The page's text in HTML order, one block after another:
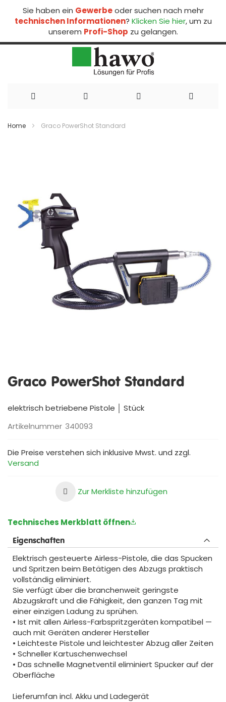
Sie haben ein Gewerbeoder suchen nach mehr
technischen Informationen? Klicken Sie hier, um zu
unserem Profi-Shop zu gelangen.
zum
Home Graco PowerShot Standard
der
Graco PowerShot Standard
elektrisch betriebene Pistole │ Stück
Artikelnummer 340093
Die Preise verstehen sich inklusive Mwst. und zzgl.
Versand
Zur Merkliste hinzufügen
Technisches Merkblatt öffnen
Eigenschaften
Elektrisch gesteuerte Airless-Pistole, die das Spucken
und Spritzen beim Betätigen des Abzugs praktisch
vollständig eliminiert.
Sie verfügt über die branchenweit geringste
Abzugskraft und die Fähigkeit, den ganzen Tag mit
einer einzigen Ladung zu sprühen.
• Ist mit allen Airless-Farbspritzgeräten kompatibel —
auch mit Geräten anderer Hersteller
• Leichteste Pistole und leichtester Abzug aller Zeiten
• Schneller Kartuschenwechsel
• Das schnelle Magnetventil eliminiert Spucker auf der
Oberfläche
Lieferumfan incl. Akku und Ladegerät